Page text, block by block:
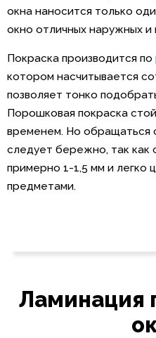
окна наносится только
окно отличных наружных и
Покраска производится по
котором насчитывается
позволяет тонко
Порошковая покраска
временем. Но обращаться
следует бережно, так как
примерно 1-1,5 мм и легко
предметами.
Ламинация